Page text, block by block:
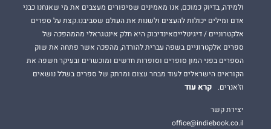
ולמידה, בדיוק כמוכם, אנו מאמינים שסיפורים מעצבים את מי שאנחנו כבני
אדם ומילים יכולות להעצים ולשנות את העולם שסביבנו.קצת על ספרים
אלקטרוניים / דיגיטלייםאינדיבוק היא חלק אינטגראלי מהמהפכה של
ספרים אלקטרוניים בשפה עברית להורדה, מהפכה אשר פתחה את שוק
הספרים בפני המון סופרים וסופרות חדשים ומוכשרים ובעיקר חשפה את
הקוראים הישראלים לעוד מבחר עצום ומרתק של ספרים בשלל נושאים
וז'אנרים.
קרא עוד
יצירת קשר
office@indiebook.co.il